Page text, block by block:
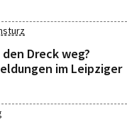
Dreck weg?
im Leipziger